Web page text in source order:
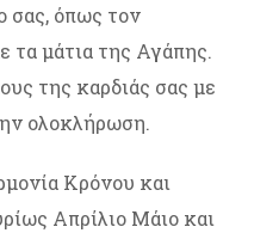
σας, όπως τον
τα μάτια της Αγάπης.
της καρδιάς σας με
ολοκλήρωση.
Κρόνου και
Απρίλιο Μάιο και